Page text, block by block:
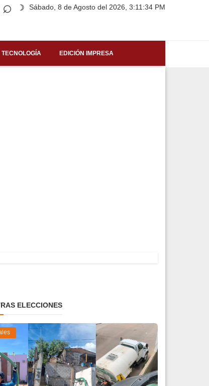
Sábado, 8 de Agosto del 2026, 3:11:34 PM
⌕ ☽
TECNOLOGÍA EDICIÓN IMPRESA
ELECCIONES